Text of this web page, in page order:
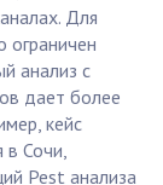
Для
ограничен
анализ с
дает более
кейс
в Сочи,
Pest анализа